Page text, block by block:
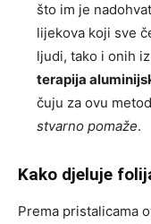
što im je
lijekova koji sve
ljudi, tako i onih
terapija
čuju za ovu
stvarno pomaže.
Kako djeluje
Prema pristalicama